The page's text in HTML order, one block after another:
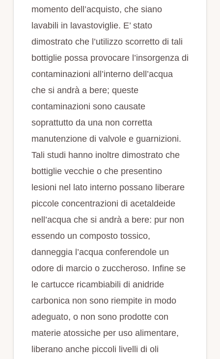
momento dell’acquisto, che siano
lavabili in lavastoviglie. E’ stato
dimostrato che l’utilizzo scorretto di tali
bottiglie possa provocare l’insorgenza di
contaminazioni all’interno dell’acqua
che si andrà a bere; queste
contaminazioni sono causate
soprattutto da una non corretta
manutenzione di valvole e guarnizioni.
Tali studi hanno inoltre dimostrato che
bottiglie vecchie o che presentino
lesioni nel lato interno possano liberare
piccole concentrazioni di acetaldeide
nell’acqua che si andrà a bere: pur non
essendo un composto tossico,
danneggia l’acqua conferendole un
odore di marcio o zuccheroso. Infine se
le cartucce ricambiabili di anidride
carbonica non sono riempite in modo
adeguato, o non sono prodotte con
materie atossiche per uso alimentare,
liberano anche piccoli livelli di oli